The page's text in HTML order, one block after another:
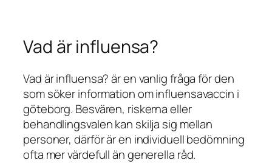
Vad är influensa?
Vad är influensa? är en vanlig fråga för den
som söker information om influensavaccin i
göteborg. Besvären, riskerna eller
behandlingsvalen kan skilja sig mellan
personer, därför är en individuell bedömning
ofta mer värdefull än generella råd.